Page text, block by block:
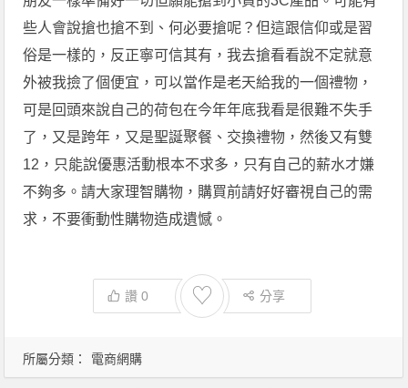
些人會說搶也搶不到、何必要搶呢？但這跟信仰或是習
俗是一樣的，反正寧可信其有，我去搶看看說不定就意
外被我撿了個便宜，可以當作是老天給我的一個禮物，
可是回頭來說自己的荷包在今年年底我看是很難不失手
了，又是跨年，又是聖誕聚餐、交換禮物，然後又有雙
12，只能說優惠活動根本不求多，只有自己的薪水才嫌
不夠多。請大家理智購物，購買前請好好審視自己的需
求，不要衝動性購物造成遺憾。
讚0 ♡ 分享
所屬分類： 電商網購